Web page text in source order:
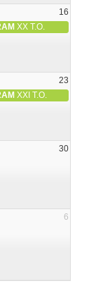
16
María
XX T.O.
23
XXI T.O.
30
6